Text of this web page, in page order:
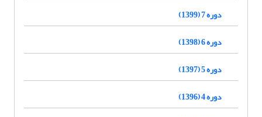
دوره 7 (1399)
دوره 6 (1398)
دوره 5 (1397)
دوره 4 (1396)